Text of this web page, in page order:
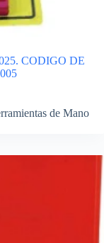
CODIGO DE
de Mano